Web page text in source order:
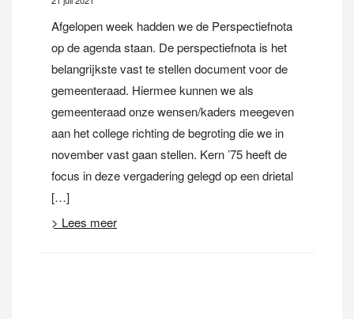
Afgelopen week hadden we de Perspectiefnota
op de agenda staan. De perspectiefnota is het
belangrijkste vast te stellen document voor de
gemeenteraad. Hiermee kunnen we als
gemeenteraad onze wensen/kaders meegeven
aan het college richting de begroting die we in
november vast gaan stellen. Kern ’75 heeft de
focus in deze vergadering gelegd op een drietal
[…]
> Lees meer